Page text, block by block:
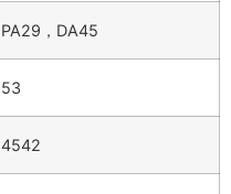
PA29，DA45
53
4542